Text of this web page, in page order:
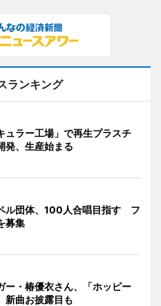
ランキング
ュラー工場」で再生プラスチ
発、生産始まる
ル団体、100人合唱目指す フ
募集
ー・椿優衣さん、「ホッピー
曲お披露目も